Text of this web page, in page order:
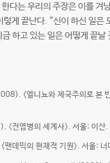
다는 우리의 주장은 이를 겨
렇게 끝난다. “신이 하신 일은
하고 있는 일은 어떻게 끝날
<엘니뇨와 제국주의로 본
<전염병의 세계사>. 서울: 이산.
데믹의 현재적 기원>. 서울: 너